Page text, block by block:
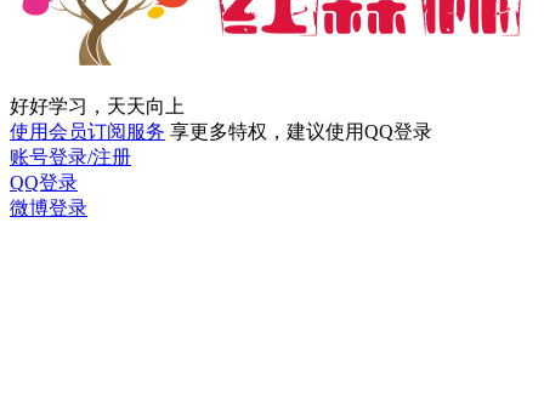
好好学习，天天向上
使用会员订阅服务 享更多特权，建议使用QQ登录
账号登录/注册
QQ登录
微博登录